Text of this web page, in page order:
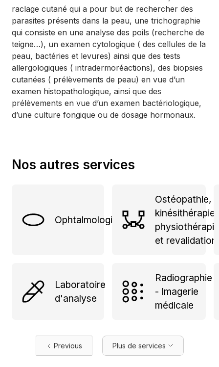
raclage cutané qui a pour but de rechercher des
parasites présents dans la peau, une trichographie
qui consiste en une analyse des poils (recherche de
teigne…), un examen cytologique ( des cellules de la
peau, bactéries et levures) ainsi que des tests
allergologiques ( intradermoréactions), des biopsies
cutanées ( prélèvements de peau) en vue d’un
examen histopathologique, ainsi que des
prélèvements en vue d’un examen bactériologique,
d’une culture fongique ou de dosage hormonaux.
Nos autres services
Ophtalmologie
Ostéopathie,
kinésithérapie,
physiothérapie
et revalidation
Laboratoire
d'analyse
Radiographie
- Imagerie
médicale
Previous Plus de services